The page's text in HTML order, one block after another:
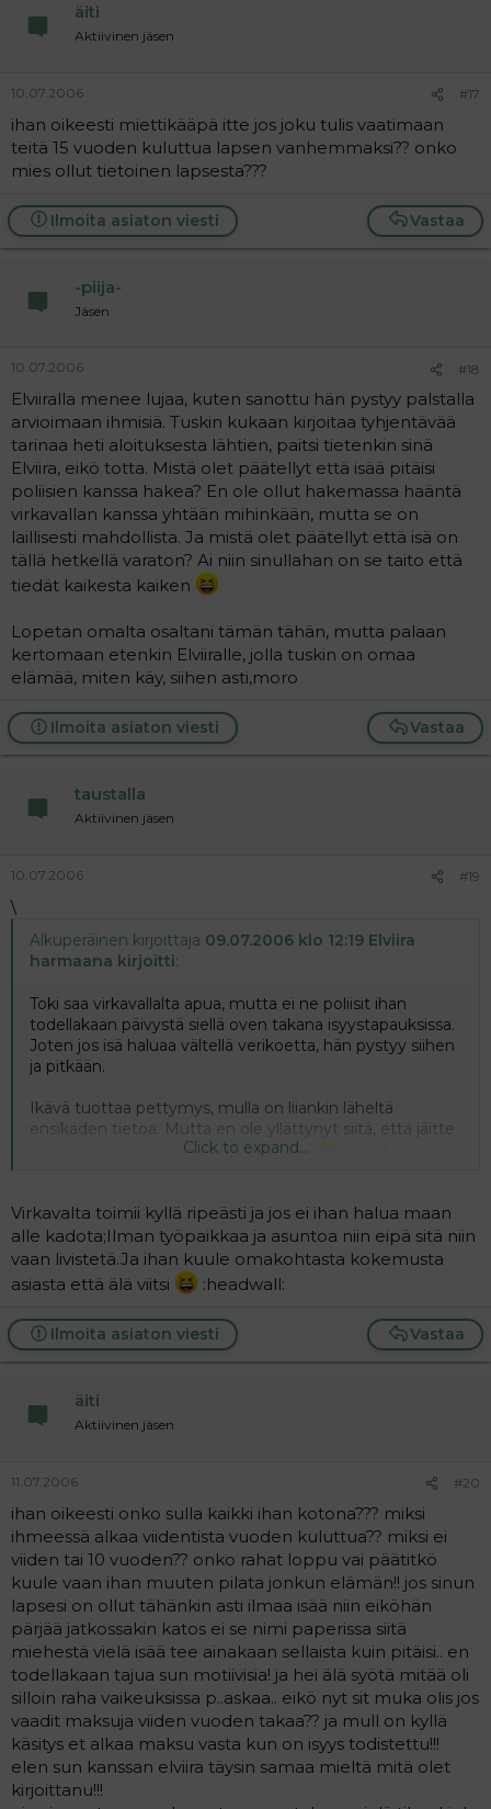
äiti
Aktiivinen jäsen
10.07.2006 #17
ihan oikeesti miettikääpä itte jos joku tulis vaatimaan
teitä 15 vuoden kuluttua lapsen vanhemmaksi?? onko
mies ollut tietoinen lapsesta???
Vastaa
Ilmoita asiaton viesti
-piija-
Jäsen
10.07.2006 #18
Elviiralla menee lujaa, kuten sanottu hän pystyy palstalla
arvioimaan ihmisiä. Tuskin kukaan kirjoitaa tyhjentävää
tarinaa heti aloituksesta lähtien, paitsi tietenkin sinä
Elviira, eikö totta. Mistä olet päätellyt että isää pitäisi
poliisien kanssa hakea? En ole ollut hakemassa haäntä
virkavallan kanssa yhtään mihinkään, mutta se on
laillisesti mahdollista. Ja mistä olet päätellyt että isä on
tällä hetkellä varaton? Ai niin sinullahan on se taito että
tiedät kaikesta kaiken
Lopetan omalta osaltani tämän tähän, mutta palaan
kertomaan etenkin Elviiralle, jolla tuskin on omaa
elämää, miten käy, siihen asti,moro
Vastaa
Ilmoita asiaton viesti
taustalla
Aktiivinen jäsen
10.07.2006 #19
\
Alkuperäinen kirjoittaja 09.07.2006 klo 12:19 Elviira
harmaana kirjoitti:
Toki saa virkavallalta apua, mutta ei ne poliisit ihan
todellakaan päivystä siellä oven takana isyystapauksissa.
Joten jos isä haluaa vältellä verikoetta, hän pystyy siihen
ja pitkään.
Ikävä tuottaa pettymys, mulla on liiankin läheltä
ensikäden tietoa. Mutta en ole yllättynyt siitä, että jäitte
nalkkiin taas muutamaan lauseeseen
Lämpöistä ja kaunista kesää. Toivotaan, että todella saat
viiden vuoden elatukset jälkikäteen. Sitä keneltä niitä
aiot saada olisi mielenkiintoista tietää. Jos lapsesi isä on
varaton, hän tuskin niitä pystyy sulle maksamaan
Click to expand...
Virkavalta toimii kyllä ripeästi ja jos ei ihan halua maan
alle kadota;Ilman työpaikkaa ja asuntoa niin eipä sitä niin
vaan livistetä.Ja ihan kuule omakohtasta kokemusta
asiasta että älä viitsi
:headwall:
Vastaa
Ilmoita asiaton viesti
äiti
Aktiivinen jäsen
11.07.2006 #20
ihan oikeesti onko sulla kaikki ihan kotona??? miksi
ihmeessä alkaa viidentista vuoden kuluttua?? miksi ei
viiden tai 10 vuoden?? onko rahat loppu vai päätitkö
kuule vaan ihan muuten pilata jonkun elämän!! jos sinun
lapsesi on ollut tähänkin asti ilmaa isää niin eiköhän
pärjää jatkossakin katos ei se nimi paperissa siitä
miehestä vielä isää tee ainakaan sellaista kuin pitäisi.. en
todellakaan tajua sun motiivisia! ja hei älä syötä mitää oli
silloin raha vaikeuksissa p..askaa.. eikö nyt sit muka olis jos
vaadit maksuja viiden vuoden takaa?? ja mull on kyllä
käsitys et alkaa maksu vasta kun on isyys todistettu!!!
elen sun kanssan elviira täysin samaa mieltä mitä olet
kirjoittanu!!!